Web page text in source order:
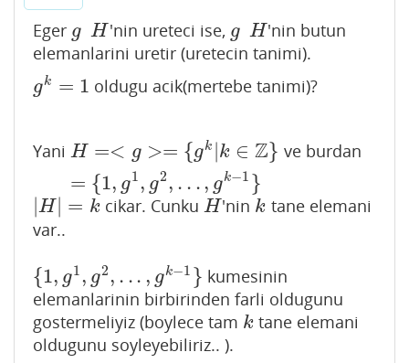
Eger g
g H
H 'nin ureteci ise, g
g H
H 'nin butun
elemanlarini uretir (uretecin tanimi).
gk = 1
gk= 1 oldugu acik(mertebe tanimi)?
Yani H =< g >= {gk k ∈ Z}
= {1, g1, g2, . . ., gk−1 }
H=<g>= {g k|k∈ Z }={ 1,g 1, g2 .. .,gk −1}
ve burdan
|H | = k
|H| =k cikar. CunkuH
H 'nin k
k tane elemani
var..
{1, g1 , g2, . .. , gk−1 }
{ 1,g 1,g2,...,gk−1}
kumesinin
elemanlarinin birbirinden farli oldugunu
gostermeliyiz (boylece tam k
k tane elemani
oldugunu soyleyebiliriz.. ).